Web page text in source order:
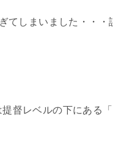
てしまいました・・・
提督レベルの下にある